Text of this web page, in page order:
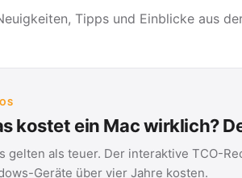
Tipps und Einblicke aus
kostet ein Mac wirklich?
gelten als teuer. Der interaktive TCO-
Geräte über vier Jahre kosten.